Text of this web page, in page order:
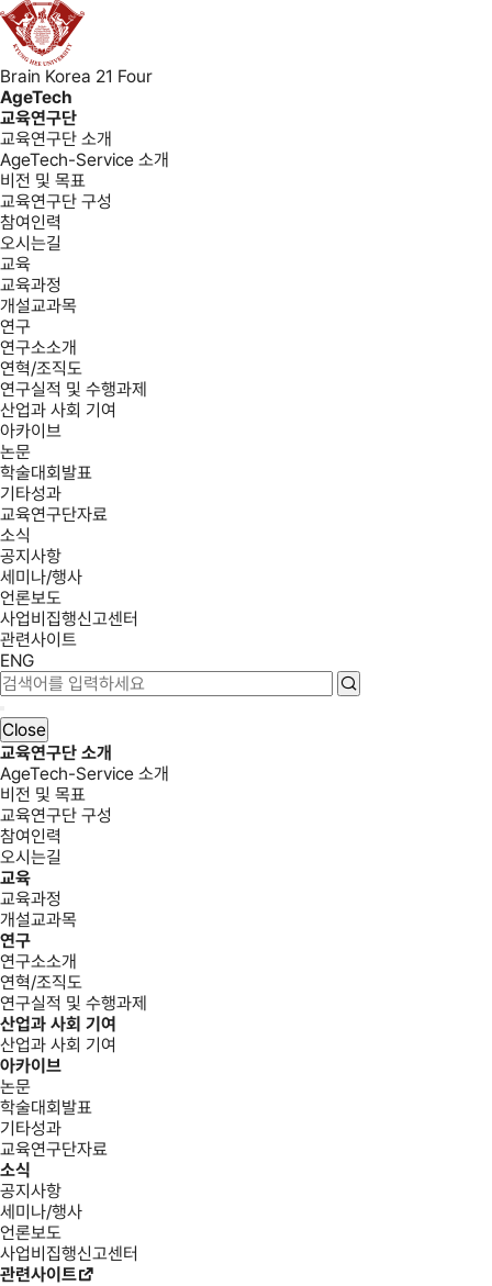
Brain Korea 21 Four
AgeTech
교육연구단
교육연구단 소개
AgeTech-Service 소개
비전 및 목표
교육연구단 구성
참여인력
오시는길
교육
교육과정
개설교과목
연구
연구소소개
연혁/조직도
연구실적 및 수행과제
산업과 사회 기여
아카이브
논문
학술대회발표
기타성과
교육연구단자료
소식
공지사항
세미나/행사
언론보도
사업비집행신고센터
관련사이트
ENG
Close
교육연구단 소개
AgeTech-Service 소개
비전 및 목표
교육연구단 구성
참여인력
오시는길
교육
교육과정
개설교과목
연구
연구소소개
연혁/조직도
연구실적 및 수행과제
산업과 사회 기여
산업과 사회 기여
아카이브
논문
학술대회발표
기타성과
교육연구단자료
소식
공지사항
세미나/행사
언론보도
사업비집행신고센터
관련사이트